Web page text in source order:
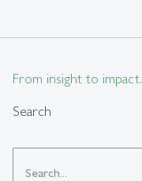
From insight to impact.
Search